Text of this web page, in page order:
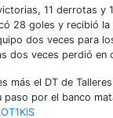
11 derrotas y
28 goles y recibió
dos veces para
dos veces perdió en
más el DT de
paso por el banco